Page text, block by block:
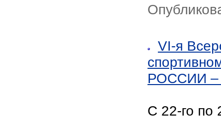
VI-я
РОССИИ –
С 22-го по